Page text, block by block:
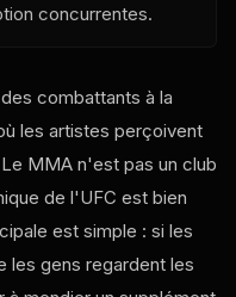
concurrentes.
combattants à la
les artistes perçoivent
MMA n'est pas un club
de l'UFC est bien
est simple : si les
les gens regardent les